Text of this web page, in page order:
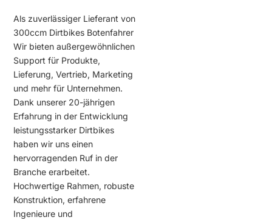
Als zuverlässiger Lieferant von
300ccm Dirtbikes Botenfahrer
Wir bieten außergewöhnlichen
Support für Produkte,
Lieferung, Vertrieb, Marketing
und mehr für Unternehmen.
Dank unserer 20-jährigen
Erfahrung in der Entwicklung
leistungsstarker Dirtbikes
haben wir uns einen
hervorragenden Ruf in der
Branche erarbeitet.
Hochwertige Rahmen, robuste
Konstruktion, erfahrene
Ingenieure und